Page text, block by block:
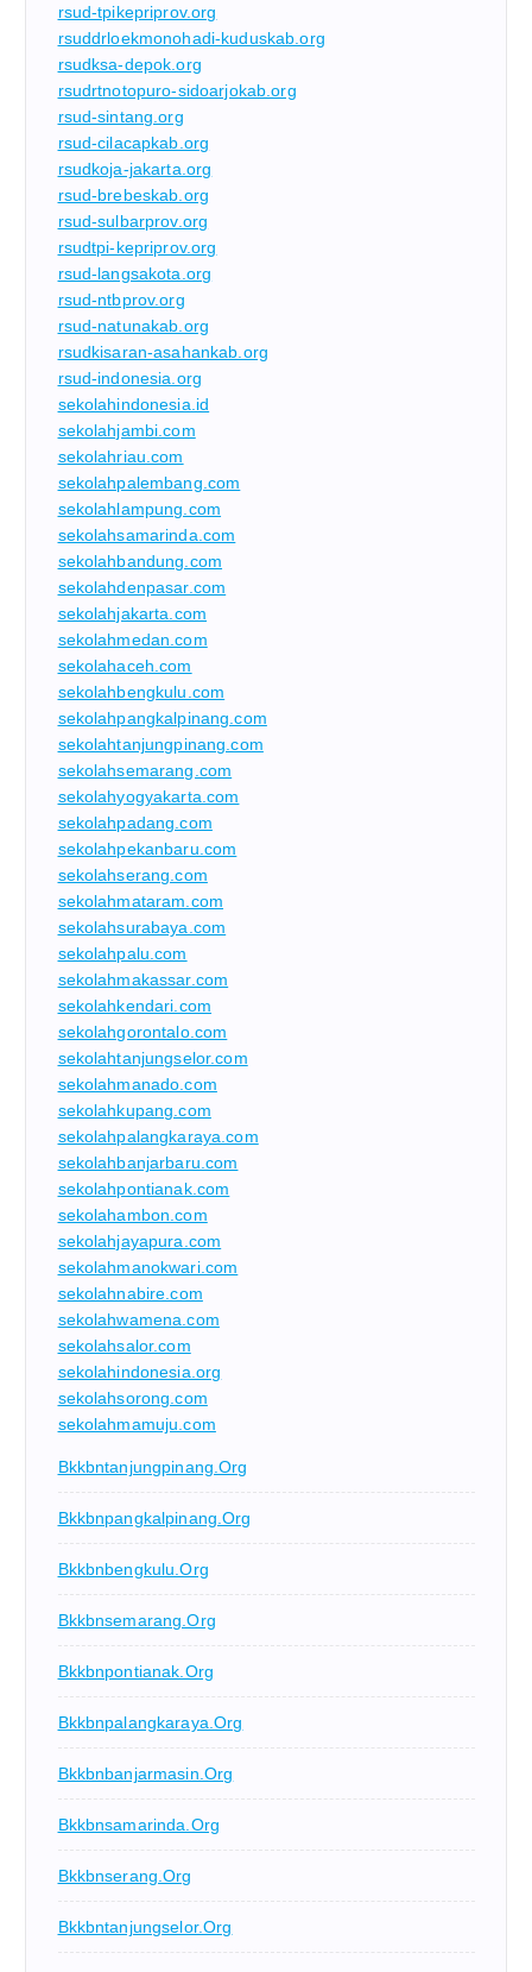
rsud-tpikepriprov.org
rsuddrloekmonohadi-kuduskab.org
rsudksa-depok.org
rsudrtnotopuro-sidoarjokab.org
rsud-sintang.org
rsud-cilacapkab.org
rsudkoja-jakarta.org
rsud-brebeskab.org
rsud-sulbarprov.org
rsudtpi-kepriprov.org
rsud-langsakota.org
rsud-ntbprov.org
rsud-natunakab.org
rsudkisaran-asahankab.org
rsud-indonesia.org
sekolahindonesia.id
sekolahjambi.com
sekolahriau.com
sekolahpalembang.com
sekolahlampung.com
sekolahsamarinda.com
sekolahbandung.com
sekolahdenpasar.com
sekolahjakarta.com
sekolahmedan.com
sekolahaceh.com
sekolahbengkulu.com
sekolahpangkalpinang.com
sekolahtanjungpinang.com
sekolahsemarang.com
sekolahyogyakarta.com
sekolahpadang.com
sekolahpekanbaru.com
sekolahserang.com
sekolahmataram.com
sekolahsurabaya.com
sekolahpalu.com
sekolahmakassar.com
sekolahkendari.com
sekolahgorontalo.com
sekolahtanjungselor.com
sekolahmanado.com
sekolahkupang.com
sekolahpalangkaraya.com
sekolahbanjarbaru.com
sekolahpontianak.com
sekolahambon.com
sekolahjayapura.com
sekolahmanokwari.com
sekolahnabire.com
sekolahwamena.com
sekolahsalor.com
sekolahindonesia.org
sekolahsorong.com
sekolahmamuju.com
Bkkbntanjungpinang.org
Bkkbnpangkalpinang.org
Bkkbnbengkulu.org
Bkkbnsemarang.org
Bkkbnpontianak.org
Bkkbnpalangkaraya.org
Bkkbnbanjarmasin.org
Bkkbnsamarinda.org
Bkkbnserang.org
Bkkbntanjungselor.org